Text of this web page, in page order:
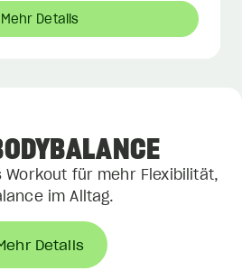
Mehr Details
Workout für mehr Flexibilität,
im Alltag.
Details